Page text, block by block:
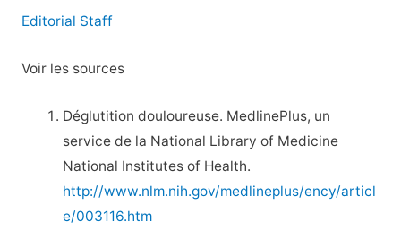
Editorial Staff
Voir les sources
Déglutition douloureuse. MedlinePlus, un
service de la National Library of Medicine
National Institutes of Health.
http://www.nlm.nih.gov/medlineplus/ency/articl
e/003116.htm